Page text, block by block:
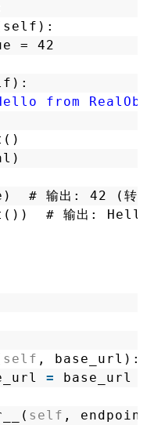
= 42
from
# 输出: 42 (转
# 输出:
self , base_url):
= base_url
self ,